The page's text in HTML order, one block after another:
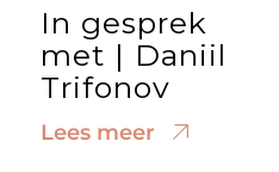
In gesprek
met | Daniil
Trifonov
Lees meer